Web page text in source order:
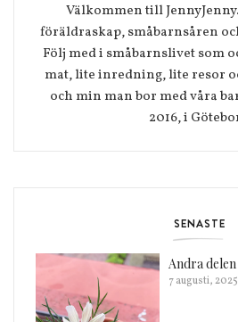
Välkommen till
föräldraskap, småbarnsåren
Följ med i småbarnslivet som
mat, lite inredning, lite resor
och min man bor med våra
2016, i
SENASTE
Andra delen
7 augusti, 2025